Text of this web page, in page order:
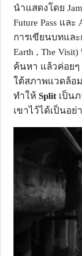
นำแสดงโดย
Future Pass แล
การเขียนบทและ
Earth , The
ค้นหา แล้วค่อย
ใต้สภาพแวดล้อ
ทำให้Split เป็น
เขาไว้ได้เป็นอย่